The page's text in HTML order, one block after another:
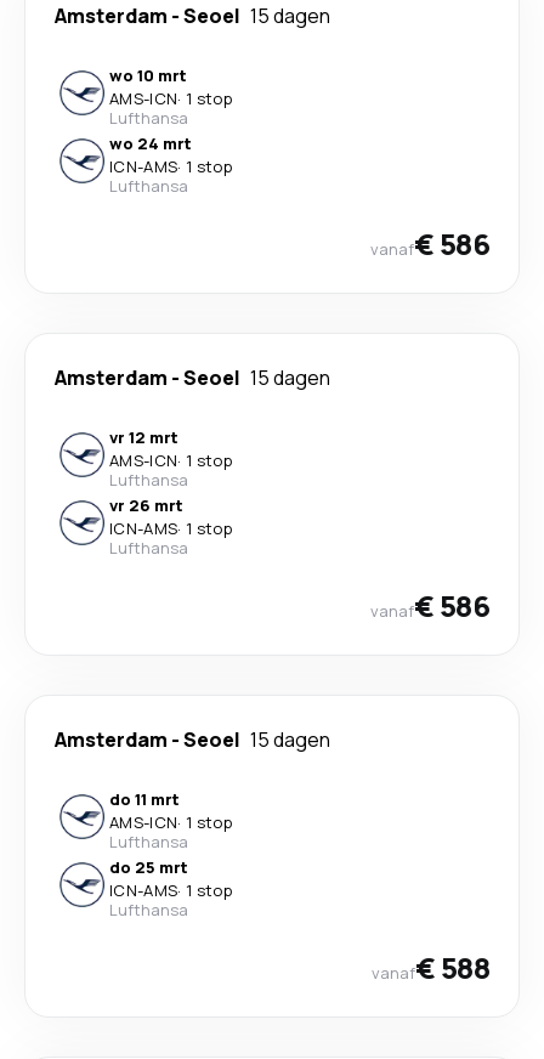
Amsterdam -Seoel 15 dagen
wo 10 mrt
AMS-ICN· 1 stop
Lufthansa
wo 24 mrt
ICN-AMS· 1 stop
Lufthansa
vanaf€ 586
Amsterdam -Seoel 15 dagen
vr 12 mrt
AMS-ICN· 1 stop
Lufthansa
vr 26 mrt
ICN-AMS· 1 stop
Lufthansa
vanaf€ 586
Amsterdam -Seoel 15 dagen
do 11 mrt
AMS-ICN· 1 stop
Lufthansa
do 25 mrt
ICN-AMS· 1 stop
Lufthansa
vanaf€ 588